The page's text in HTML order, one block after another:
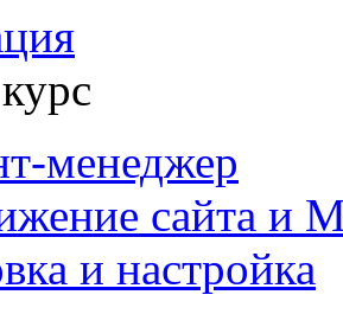
менеджер
сайта и
и настройка